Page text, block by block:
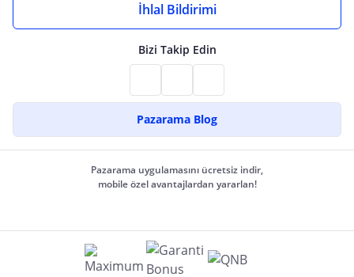
İhlal Bildirimi
Bizi Takip Edin
Pazarama Blog
Pazarama uygulamasını ücretsiz indir,
mobile özel avantajlardan yararlan!